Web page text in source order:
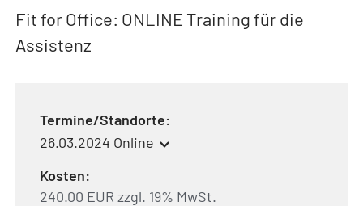
Fit for Office: ONLINE Training für die
Assistenz
Termine/Standorte:
26.03.2024 Online
Kosten:
240.00 EUR zzgl. 19% MwSt.